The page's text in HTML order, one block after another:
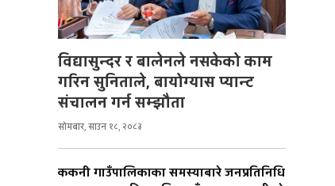
विद्यासुन्दर र बालेनले नसकेको काम
गरिन सुनिताले, बायोग्यास प्यान्ट
संचालन गर्न सम्झौता
सोमबार, साउन १८, २०८३
ककनी गाउँपालिकाका समस्याबारे जनप्रतिनिधि